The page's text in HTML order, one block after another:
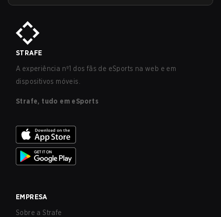
STRAFE
A experiência nº1 dos fãs de eSports na web e em
dispositivos móveis.
Strafe, tudo em eSports
EMPRESA
Sobre a Strafe